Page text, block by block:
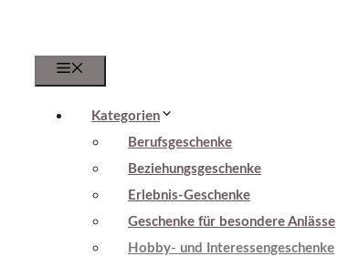
Kategorien
Berufsgeschenke
Beziehungsgeschenke
Erlebnis-Geschenke
Geschenke für besondere Anlässe
Hobby- und Interessengeschenke